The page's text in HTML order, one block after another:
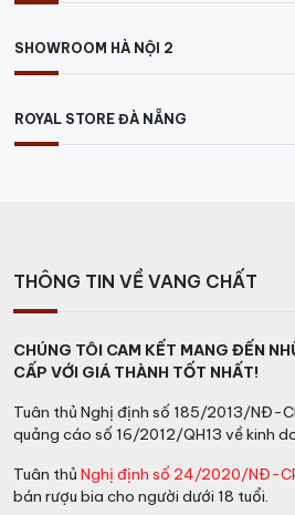
SHOWROOM HÀ NỘI 2
ROYAL STORE ĐÀ NẴNG
THÔNG TIN VỀ VANG CHẤT
CHÚNG TÔI CAM KẾT MANG ĐẾN
CẤP VỚI GIÁ THÀNH TỐT NHẤT!
Tuân thủ Nghị định số 185/2013/NĐ-
quảng cáo số 16/2012/QH13 về kinh
Tuân thủ Nghị định số 24/2020/NĐ-
bán rượu bia cho người dưới 18 tuổi.